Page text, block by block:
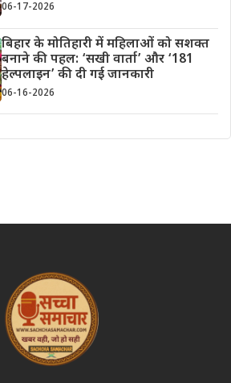
06-17-2026
बिहार के मोतिहारी में महिलाओं को सशक्त
बनाने की पहल: ‘सखी वार्ता’ और ‘181
हेल्पलाइन’ की दी गई जानकारी
06-16-2026